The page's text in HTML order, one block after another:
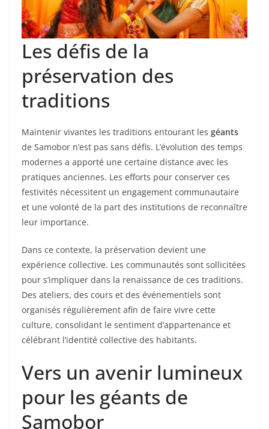
Les défis de la
préservation des
traditions
Maintenir vivantes les traditions entourant les géants
de Samobor n’est pas sans défis. L’évolution des temps
modernes a apporté une certaine distance avec les
pratiques anciennes. Les efforts pour conserver ces
festivités nécessitent un engagement communautaire
et une volonté de la part des institutions de reconnaître
leur importance.
Dans ce contexte, la préservation devient une
expérience collective. Les communautés sont sollicitées
pour s’impliquer dans la renaissance de ces traditions.
Des ateliers, des cours et des événementiels sont
organisés régulièrement afin de faire vivre cette
culture, consolidant le sentiment d’appartenance et
célébrant l’identité collective des habitants.
Vers un avenir lumineux
pour les géants de
Samobor